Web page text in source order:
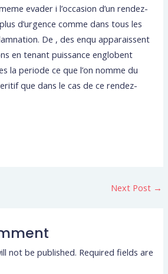
evader i l’occasion d’un rendez-
d’urgence comme dans tous les
De , des enqu apparaissent
en tenant puissance englobent
la periode ce que l’on nomme du
que dans le cas de ce rendez-
Next Post →
not be published. Required fields are